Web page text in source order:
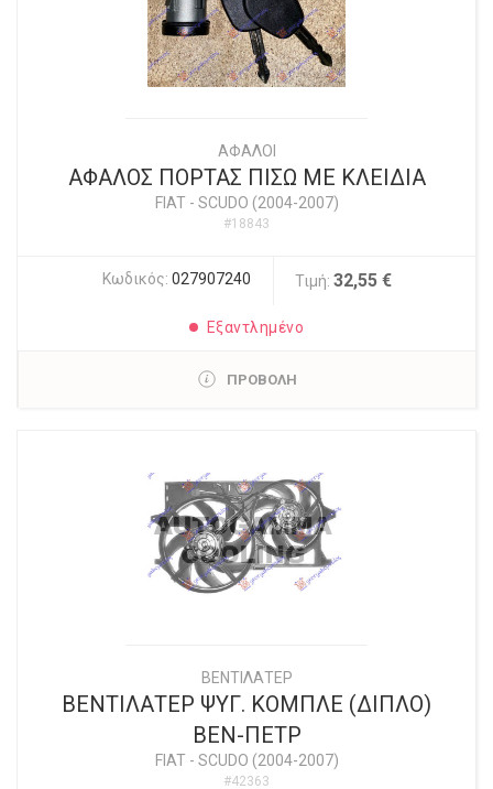
ΑΦΑΛΟΙ
ΑΦΑΛΟΣ ΠΟΡΤΑΣ ΠΙΣΩ ΜΕ ΚΛΕΙΔΙΑ
FIAT- SCUDO (2004-2007)
#18843
Κωδικός: 027907240 Τιμή: 32,55 €
Εξαντλημένο
ΠΡΟΒΟΛΗ
ΒΕΝΤΙΛΑΤΕΡ
ΒΕΝΤΙΛΑΤΕΡ ΨΥΓ. ΚΟΜΠΛΕ (ΔΙΠΛΟ)
ΒΕΝ-ΠΕΤΡ
FIAT- SCUDO (2004-2007)
#42363